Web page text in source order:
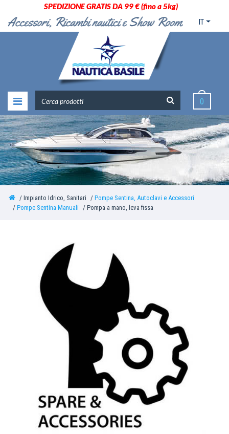
SPEDIZIONE GRATIS DA 99 € (fino a 5kg)
IT
0
Impianto Idrico, Sanitari
Pompe Sentina, Autoclavi e Accessori
Pompe Sentina Manuali
Pompa a mano, leva fissa